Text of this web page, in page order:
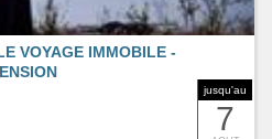
jusqu'au
7
VOYAGE IMMOBILE -